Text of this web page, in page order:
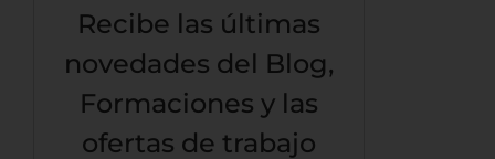
Recibe las últimas
novedades del Blog,
Formaciones y las
ofertas de trabajo